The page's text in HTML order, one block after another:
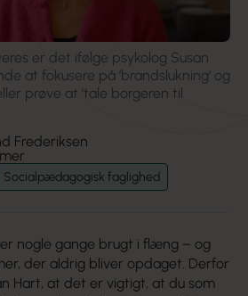
er det ifølge psykolog Susan
at fokusere på ’brandslukning’ og
prøve at ’tale borgeren til
Frederiksen
Socialpædagogisk faglighed
nogle gange brugt i flæng – og
der aldrig bliver opdaget. Derfor
Hart, at det er vigtigt, at du som